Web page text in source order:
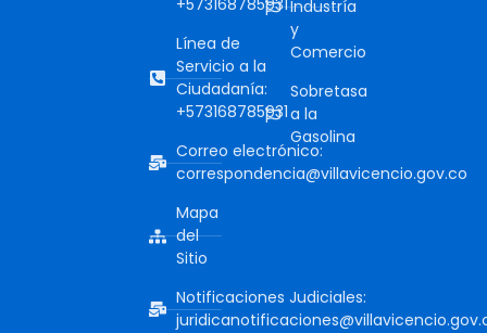
+573168785931
Línea de
Servicio a la
Ciudadanía:
+573168785931
Correo electrónico:
correspondencia@villavicencio.gov.co
Mapa
del
Sitio
Notificaciones Judiciales:
Industría
y
Comercio
Sobretasa
a la
Gasolina